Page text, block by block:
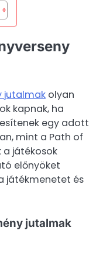
jutalmak olyan
kapnak, ha
egy adott
mint a Path of
a játékosok
előnyöket
játékmenetet és
jutalmak